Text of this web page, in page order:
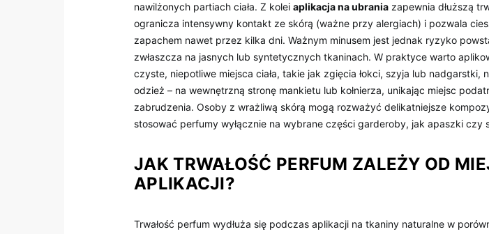
nawilżonych partiach ciała. Z kolei aplikacja na ubrania zapewnia dłuższą
ogranicza intensywny kontakt ze skórą (ważne przy alergiach) i pozwala
zapachem nawet przez kilka dni. Ważnym minusem jest jednak ryzyko
zwłaszcza na jasnych lub syntetycznych tkaninach. W praktyce warto
czyste, niepotliwe miejsca ciała, takie jak zgięcia łokci, szyja lub nadgarstki,
odzież – na wewnętrzną stronę mankietu lub kołnierza, unikając miejsc
zabrudzenia. Osoby z wrażliwą skórą mogą rozważyć delikatniejsze
stosować perfumy wyłącznie na wybrane części garderoby, jak apaszki czy
JAK TRWAŁOŚĆ PERFUM ZALEŻY OD
APLIKACJI?
Trwałość perfum wydłuża się podczas aplikacji na tkaniny naturalne w